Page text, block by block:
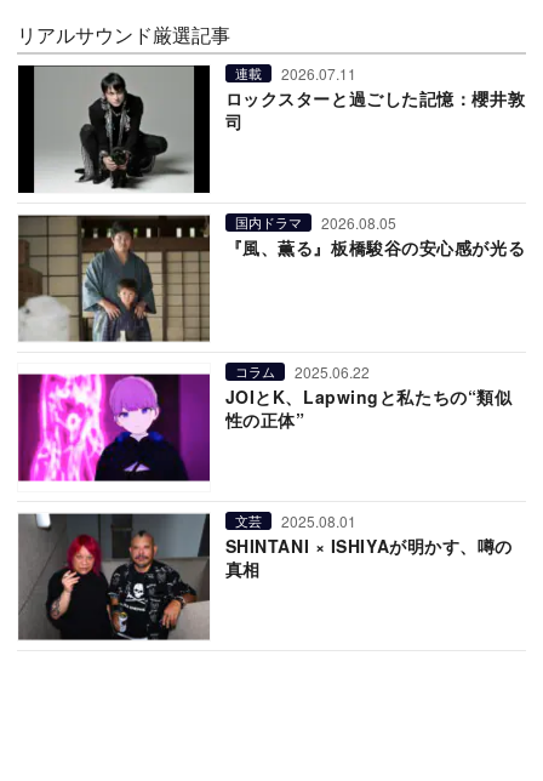
リアルサウンド厳選記事
連載 2026.07.11
ロックスターと過ごした記憶：櫻井敦
司
国内ドラマ 2026.08.05
『風、薫る』板橋駿谷の安心感が光る
コラム 2025.06.22
JOIとK、Lapwingと私たちの“類似
性の正体”
文芸 2025.08.01
SHINTANI × ISHIYAが明かす、噂の
真相